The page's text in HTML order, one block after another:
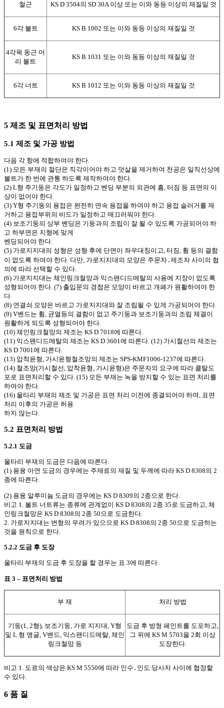
철근 KS D 3504의 SD 30A 이상 또는 이와 동등 이상의 재질일 것
6각 볼트 KS B 1002 또는 이와 동등 이상의 재질일 것
4각목 둥근 머
리 볼트
KS B 1031 또는 이와 동등 이상의 재질일 것
6각 너트 KS B 1012 또는 이와 동등 이상의 재질일 것
5 제조 및 표면처리 방법
5.1 제조 및 가공 방법
다음 각 항에 적합하여야 한다.
(1) 모든 부재의 절단은 직각이어야 하고 덧살을 제거하여 천공은 일직선상에
볼트가 한 번에 관통 하도록 제작하여야 한다.
(2) L형 주기둥은 각도가 일정하고 벤딩 부분의 외관에 흠, 터짐 등 표면의 이
상이 없어야 한다.
(3) Y형 주기둥의 용접은 완전히 연속 용접을 하여야 하고 용접 슬러거를 제
거하고 용접부위의 비드가 일정하고 매끄러워야 한다.
(4) 보조기둥의 상부 벤딩은 기둥과의 조립이 잘 될 수 있도록 가공되어야 하
고 하부면은 지형에 맞게
벤딩되어야 한다.
(5) 가로지지대의 성형은 성형 후에 단면이 좌우대칭이고, 터짐, 휨 등의 결함
이 없도록 하여야 한다. 다만, 가로지지대의 모양은 주문자․ 제조자 사이의 협
의에 따라 선택할 수 있다.
(6) 가로지지대는 체인링크철망과 익스팬디드메탈의 사용에 지장이 없도록
성형되어야 한다. (7) 출입문의 경첩은 모양이 바르고 개폐가 원활하여야 한
다.
(8) 연결쇠 모양은 바르고 가로지지대와 잘 조립될 수 있게 가공되어야 한다.
(9) V벤드는 휨, 균열등의 결함이 없고 주기둥과 보조기둥과의 조립 체결이
원활하게 되도록 성형되어야 한다.
(10) 체인링크철망의 제조는 KS D 7018에 따른다.
(11) 익스팬디드메탈의 제조는 KS D 3601에 따른다. (12) 가시철선의 제조는
KS D 7001에 따른다.
(13) 압착윤형, 가시윤형철조망의 제조는 SPS-KMF1006-1237에 따른다.
(14) 철조망(가시철선, 압착윤형, 가시윤형)은 주문자의 요구에 따라 콜탈도
포로 표면처리할 수 있다. (15) 모든 부재는 녹을 방지할 수 있는 표면 처리를
하여야 한다.
(16) 울타리 부재의 제조 및 가공은 표면 처리 이전에 종결되어야 하며, 표면
처리 이후의 가공은 허용
하지 않는다.
5.2 표면처리 방법
5.2.1 도금
울타리 부재의 도금은 다음에 따른다.
(1) 용융 아연 도금의 경우에는 주재료의 재질 및 두께에 따라 KS D 8308의 2
종에 따른다.
(2) 용융 알루미늄 도금의 경우에는 KS D 8309의 2종으로 한다.
비고 1. 볼트 너트류는 종류에 관계없이 KS D 8308의 2종 35로 도금하고, 체
인링크철망은 KS D 8308의 2종 50으로 도금한다.
2. 가로지지대는 변형의 우려가 있으므로 KS D 8308의 2종 50으로 도금하는
것을 원칙으로 한다.
5.2.2 도금 후 도장
울타리 부재의 도금 후 도장을 할 경우는 표 3에 따른다.
표 3 – 표면처리 방법
부 재 처리 방법
기둥(1, 2형), 보조기둥, 가로 지지대, Y형
및 L 형 앵글, V밴드, 익스팬디드메탈, 체인
링크철망 등
도금 후 방청 페인트를 도포하고,
그 위에 KS M 5703을 2회 이상
도장한다.
비고 1. 도료의 색상은 KS M 5550에 따라 인수 ․ 인도 당사자 사이에 협정할
수 있다.
6 품 질